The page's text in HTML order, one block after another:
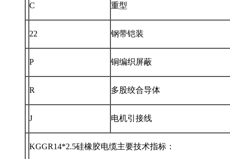
C 重型
22 钢带铠装
P 铜编织屏蔽
R 多股绞合导体
J 电机引接线
KGGR14*2.5硅橡胶电缆主要技术指标：